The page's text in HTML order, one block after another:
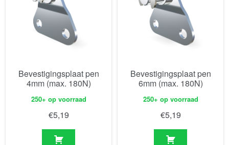
Bevestigingsplaat pen
4mm (max. 180N)
250+ op voorraad
€5,19
Bevestigingsplaat pen
6mm (max. 180N)
250+ op voorraad
€5,19